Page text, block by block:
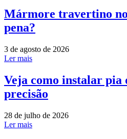
Mármore travertino
pena?
3 de agosto de 2026
Ler mais
Veja como instalar pia
precisão
28 de julho de 2026
Ler mais